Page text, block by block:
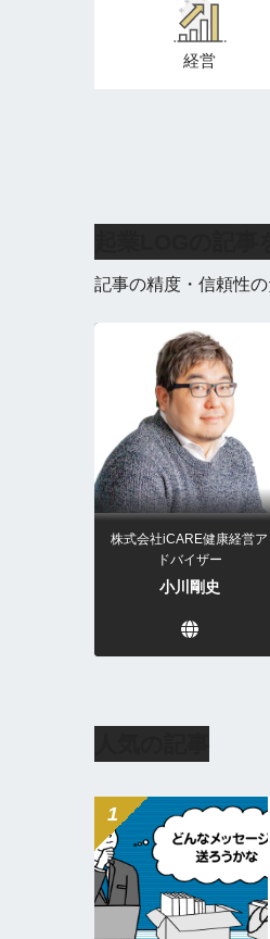
経営
記事の精度・信頼性
株式会社iCARE健康経営ア
ドバイザー
小川剛史